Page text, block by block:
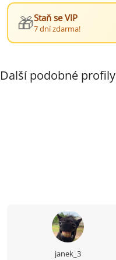
🎁Staň se VIP
7 dní zdarma!
Další podobné profily
janek_3